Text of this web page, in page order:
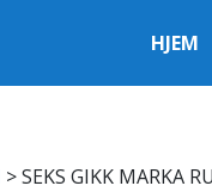
HJEM
> SEKS GIKK MARKA